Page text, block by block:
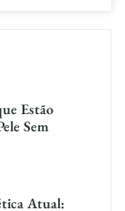
Estão
Sem
Atual: